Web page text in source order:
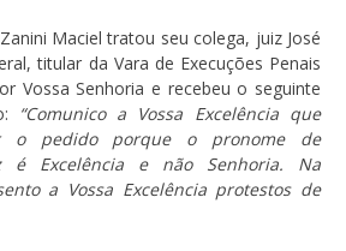
Maciel tratou seu colega, juiz José
titular da Vara de Execuções Penais
Vossa Senhoria e recebeu o seguinte
“Comunico a Vossa Excelência que
o pedido porque o pronome de
é Excelência e não Senhoria. Na
a Vossa Excelência protestos de